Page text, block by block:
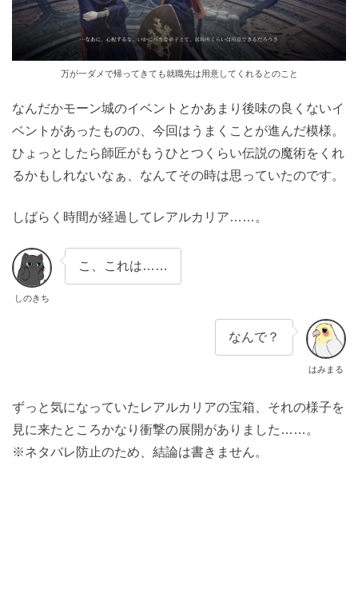
万が一ダメで帰ってきても就職先は用意してくれるとのこと
なんだかモーン城のイベントとかあまり後味の良くないイ
ベントがあったものの、今回はうまくことが進んだ模様。
ひょっとしたら師匠がもうひとつくらい伝説の魔術をくれ
るかもしれないなぁ、なんてその時は思っていたのです。
しばらく時間が経過してレアルカリア……。
しのきち
こ、これは……
はみまる
なんで？
ずっと気になっていたレアルカリアの宝箱、それの様子を
見に来たところかなり衝撃の展開がありました……。
※ネタバレ防止のため、結論は書きません。